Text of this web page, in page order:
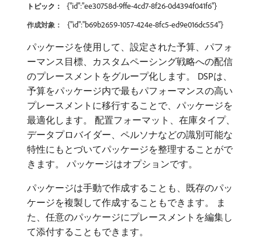
トピック： {"id":"ee30758d-9ffe-4cd7-8f26-0d4394f041f6"}
作成対象： {"id":"b69b2659-1057-424e-8fc5-ed9e016dc554"}
パッケージを使用して、設定された予算、パフォ
ーマンス目標、カスタムペーシング戦略への配信
のプレースメントをグループ化します。 DSPは、
予算をパッケージ内で最もパフォーマンスの高い
プレースメントに移行することで、パッケージを
最適化します。 配置フォーマット、在庫タイプ、
データプロバイダー、ペルソナなどの識別可能な
特性にもとづいてパッケージを整理することがで
きます。 パッケージはオプションです。
パッケージは手動で作成することも、既存のパッ
ケージを複製して作成することもできます。 ま
た、任意のパッケージにプレースメントを編集し
て添付することもできます。